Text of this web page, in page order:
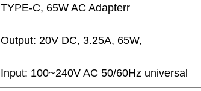
TYPE-C, 65W AC Adapterr
Output: 20V DC, 3.25A, 65W,
Input: 100~240V AC 50/60Hz universal